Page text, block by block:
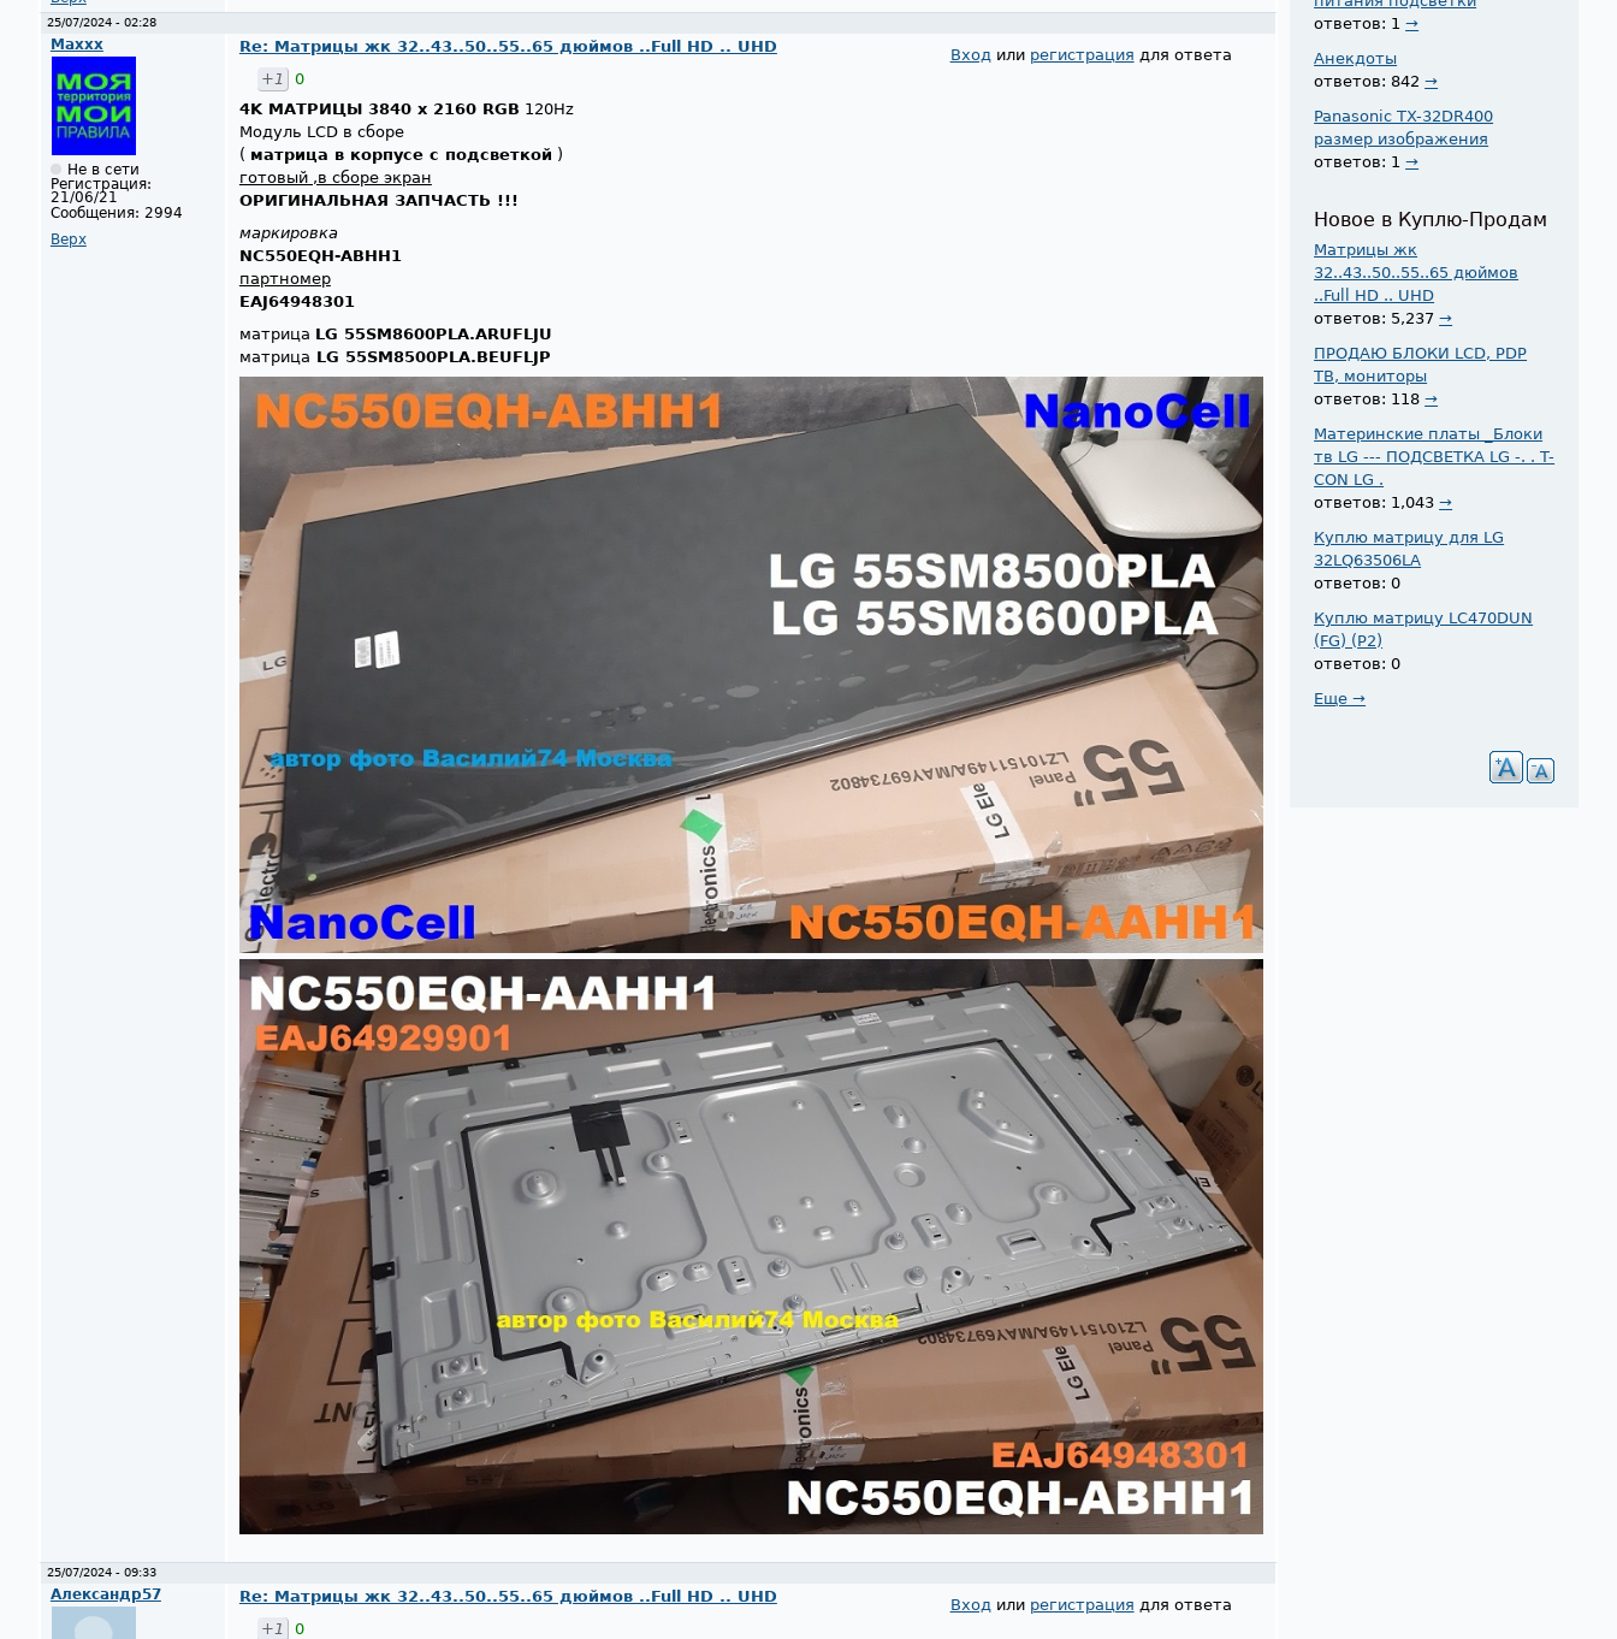
25/07/2024 - 02:28
Maxxx
Не в сети
Регистрация:
21/06/21
Сообщения: 2994
Верх
Входили регистрация для ответа
Re: Матрицы жк 32..43..50..55..65 дюймов ..Full HD .. UHD
+1
0
4K МАТРИЦЫ 3840 x 2160 RGB 120Hz
Модуль LCD в сборе
( матрица в корпусе с подсветкой )
готовый ,в сборе экран
ОРИГИНАЛЬНАЯ ЗАПЧАСТЬ !!!
маркировка
NC550EQH-ABHH1
партномер
EAJ64948301
матрица LG 55SM8600PLA.ARUFLJU
матрица LG 55SM8500PLA.BEUFLJP
25/07/2024 - 09:33
Александр57
Вход или регистрация для ответа
Re: Матрицы жк 32..43..50..55..65 дюймов ..Full HD .. UHD
+1
0
ответов: 1→
Анекдоты
ответов: 842→
Panasonic TX-32DR400
размер изображения
ответов: 1→
Новое в Куплю-Продам
Матрицы жк
32..43..50..55..65 дюймов
..Full HD .. UHD
ответов: 5,237→
ПРОДАЮ БЛОКИ LCD, PDP
ТВ, мониторы
ответов: 118→
Материнские платы _Блоки
тв LG --- ПОДСВЕТКА LG -. . T-
CON LG .
ответов: 1,043→
Куплю матрицу для LG
32LQ63506LA
ответов: 0
Куплю матрицу LC470DUN
(FG) (P2)
ответов: 0
Еще →